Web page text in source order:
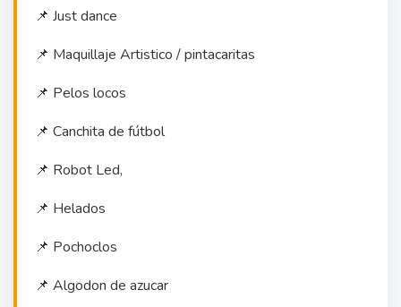
📌 Just dance
📌 Maquillaje Artistico / pintacaritas
📌 Pelos locos
📌 Canchita de fútbol
📌 Robot Led,
📌 Helados
📌 Pochoclos
📌 Algodon de azucar